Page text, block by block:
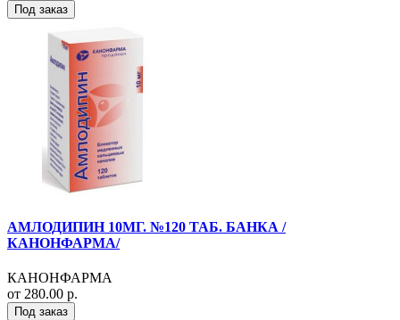
Под заказ
АМЛОДИПИН 10МГ. №120 ТАБ. БАНКА /
КАНОНФАРМА/
КАНОНФАРМА
от 280.00 р.
Под заказ